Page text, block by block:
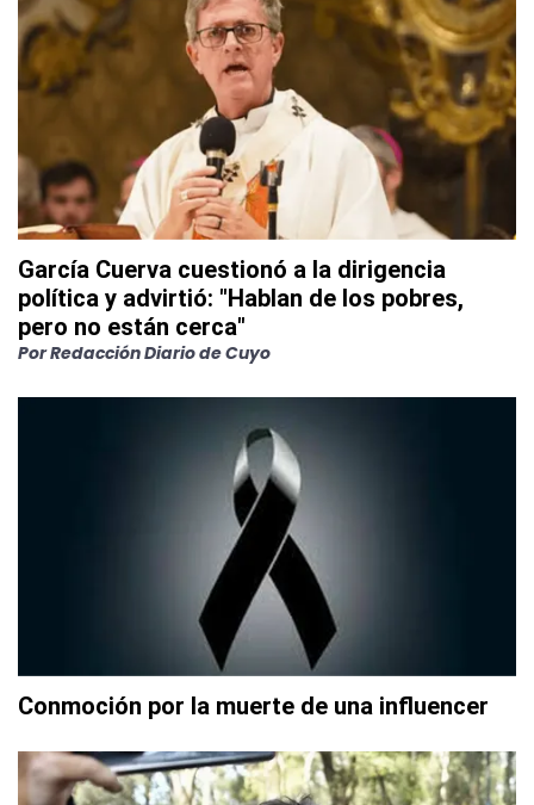
García Cuerva cuestionó a la dirigencia
política y advirtió: "Hablan de los pobres,
pero no están cerca"
PorRedacción Diario de Cuyo
Conmoción por la muerte de una influencer